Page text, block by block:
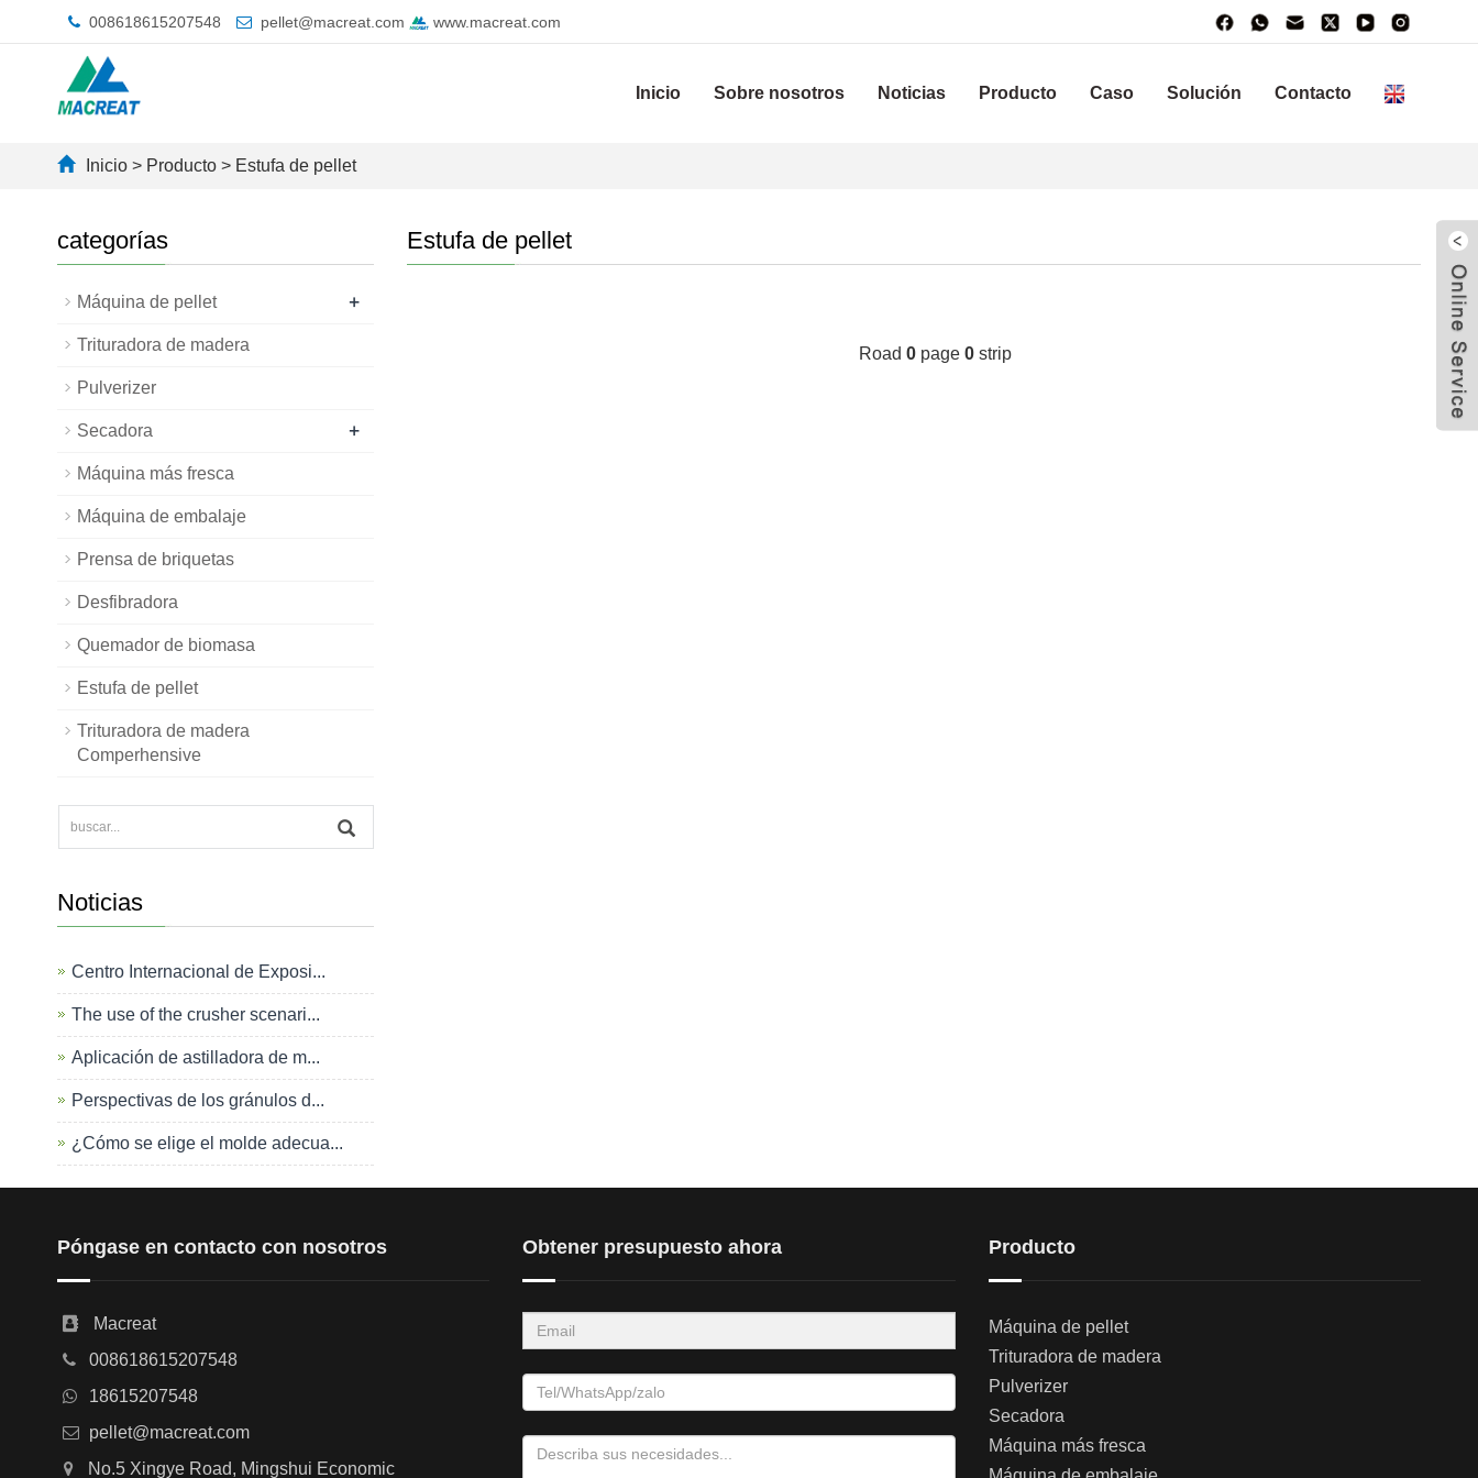
008618615207548 pellet@macreat.com www.macreat.com
Inicio Sobre nosotros Noticias Producto Caso Solución Contacto
Inicio > Producto > Estufa de pellet
Estufa de pellet
Road0 page0 strip
categorías
Máquina de pellet +
Trituradora de madera
Pulverizer
Secadora +
Máquina más fresca
Máquina de embalaje
Prensa de briquetas
Desfibradora
Quemador de biomasa
Estufa de pellet
Trituradora de madera
Comperhensive
Noticias
Centro Internacional de Exposi...
The use of the crusher scenari...
Aplicación de astilladora de m...
Perspectivas de los gránulos d...
¿Cómo se elige el molde adecua...
Póngase en contacto con nosotros
Macreat
008618615207548
18615207548
pellet@macreat.com
No.5 Xingye Road, Mingshui Economic
Obtener presupuesto ahora Producto
Máquina de pellet
Trituradora de madera
Pulverizer
Secadora
Máquina más fresca